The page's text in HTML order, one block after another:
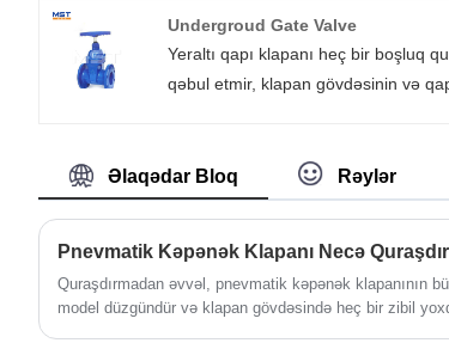
lazım olan müqavimət, vana gövdəsi
ambalajının sürtünmə qüvvəsi və
buna görə Dəmir Dəmir Yer kürəsinin
sapının diametri böyük olmalıdır, əks
vana gövdəsi çatışmazlığı
Undergroud Gate Valve
Yeraltı qapı klapanı heç bir boşluq
qəbul etmir, klapan gövdəsinin və
korroziya ehtimalını əsaslı şəkildə
qaldırır.
Əlaqədar Bloq Rəylər
Pnevmatik Kəpənək Klapanı Necə
Quraşdırmadan əvvəl, pnevmatik kəpənək klapanının
model düzgündür və klapan gövdəsində heç bir zibil